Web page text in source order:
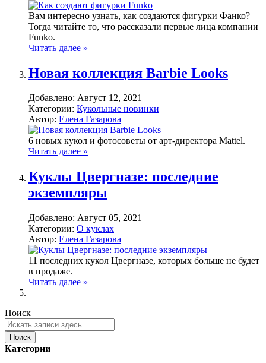
Вам интересно узнать, как создаются фигурки Фанко?
Тогда читайте то, что рассказали первые лица компании
Funko.
Читать далее »
Новая коллекция Barbie Looks
Добавлено: Август 12, 2021
Категории: Кукольные новинки
Автор: Елена Газарова
6 новых кукол и фотосоветы от арт-директора Mattel.
Читать далее »
Куклы Цвергназе: последние
экземпляры
Добавлено: Август 05, 2021
Категории: О куклах
Автор: Елена Газарова
11 последних кукол Цвергназе, которых больше не будет
в продаже.
Читать далее »
Поиск
Поиск
Категории